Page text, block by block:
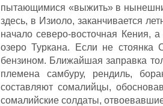
пытающимися «выжить» в
здесь, в Изиоло, заканчивается
начало северо-восточная Кения,
озеро Туркана. Если не стоянка
бензином. Ближайшая заправка
племена самбуру, рендиль,
составляют сомалийцы,
сомалийские солдаты,